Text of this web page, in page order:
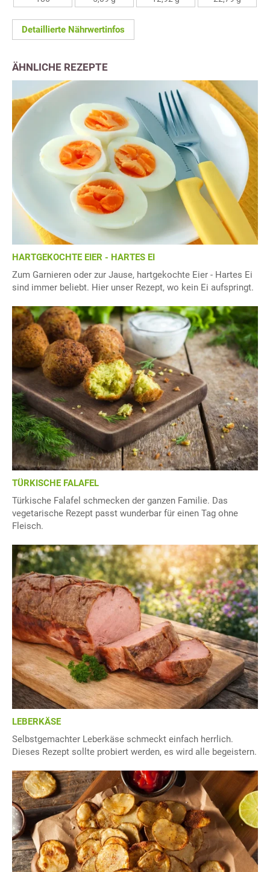
Detaillierte Nährwertinfos
ÄHNLICHE REZEPTE
HARTGEKOCHTE EIER - HARTES EI
Zum Garnieren oder zur Jause, hartgekochte Eier - Hartes Ei
sind immer beliebt. Hier unser Rezept, wo kein Ei aufspringt.
TÜRKISCHE FALAFEL
Türkische Falafel schmecken der ganzen Familie. Das
vegetarische Rezept passt wunderbar für einen Tag ohne
Fleisch.
LEBERKÄSE
Selbstgemachter Leberkäse schmeckt einfach herrlich.
Dieses Rezept sollte probiert werden, es wird alle begeistern.